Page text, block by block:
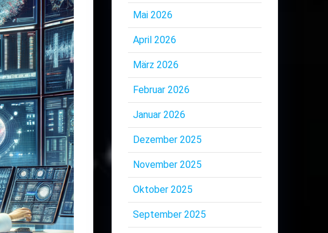
Mai 2026
April 2026
März 2026
Februar 2026
Januar 2026
Dezember 2025
November 2025
Oktober 2025
September 2025